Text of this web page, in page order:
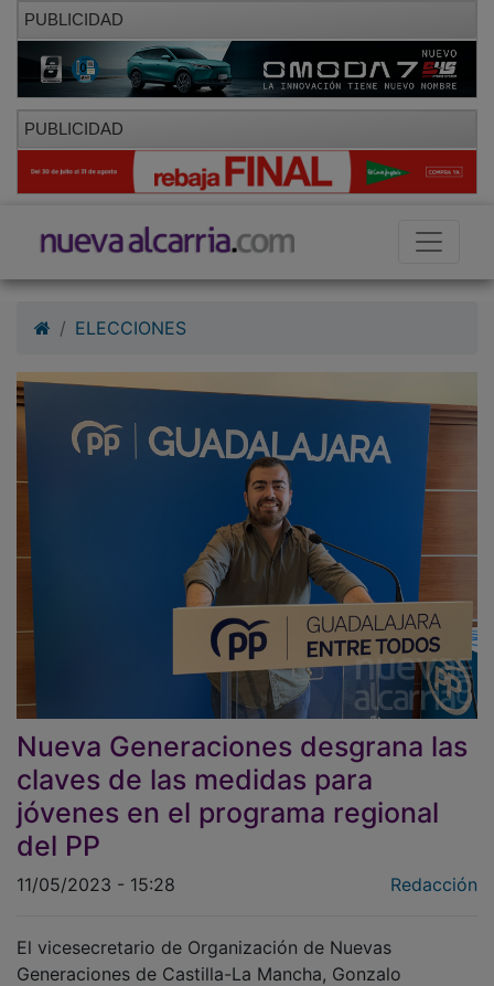
PUBLICIDAD
PUBLICIDAD
ELECCIONES
Nueva Generaciones desgrana las
claves de las medidas para
jóvenes en el programa regional
del PP
11/05/2023 - 15:28 Redacción
El vicesecretario de Organización de Nuevas
Generaciones de Castilla-La Mancha, Gonzalo